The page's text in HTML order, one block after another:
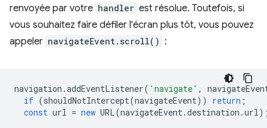
renvoyée par votre handler est résolue. Toutefois, si
vous souhaitez faire défiler l'écran plus tôt, vous pouvez
appeler navigateEvent.scroll() :
navigation .addEventListener( 'navigate' ,
if (shouldNotIntercept(navigateEvent)) return ;
const url = new URL(navigateEvent.destination .url